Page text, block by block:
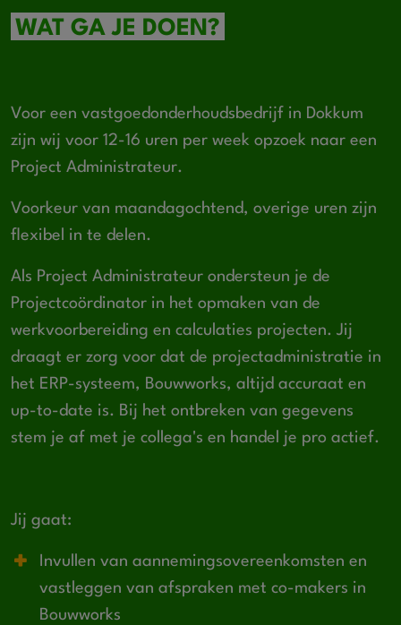
WAT GA JE DOEN?
Voor een vastgoedonderhoudsbedrijf in Dokkum
zijn wij voor 12-16 uren per week opzoek naar een
Project Administrateur.
Voorkeur van maandagochtend, overige uren zijn
flexibel in te delen.
Als Project Administrateur ondersteun je de
Projectcoördinator in het opmaken van de
werkvoorbereiding en calculaties projecten. Jij
draagt er zorg voor dat de projectadministratie in
het ERP-systeem, Bouwworks, altijd accuraat en
up-to-date is. Bij het ontbreken van gegevens
stem je af met je collega's en handel je pro actief.
Jij gaat:
Invullen van aannemingsovereenkomsten en
vastleggen van afspraken met co-makers in
Bouwworks